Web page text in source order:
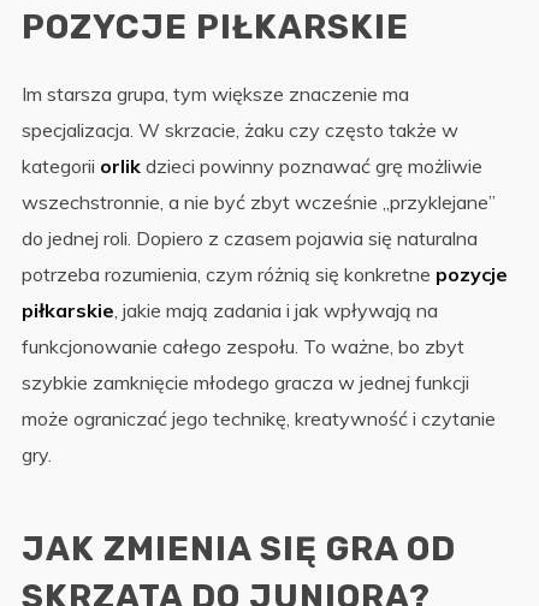
POZYCJE PIŁKARSKIE
Im starsza grupa, tym większe znaczenie ma
specjalizacja. W skrzacie, żaku czy często także w
kategorii orlikdzieci powinny poznawać grę możliwie
wszechstronnie, a nie być zbyt wcześnie „przyklejane”
do jednej roli. Dopiero z czasem pojawia się naturalna
potrzeba rozumienia, czym różnią się konkretne pozycje
piłkarskie , jakie mają zadania i jak wpływają na
funkcjonowanie całego zespołu. To ważne, bo zbyt
szybkie zamknięcie młodego gracza w jednej funkcji
może ograniczać jego technikę, kreatywność i czytanie
gry.
JAK ZMIENIA SIĘ GRA OD
SKRZATA DO JUNIORA?